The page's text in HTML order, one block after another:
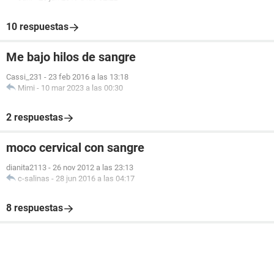
10 respuestas
Me bajo hilos de sangre
Cassi_231 - 23 feb 2016 a las 13:18
Mimi - 10 mar 2023 a las 00:30
2 respuestas
moco cervical con sangre
dianita2113 - 26 nov 2012 a las 23:13
c-salinas - 28 jun 2016 a las 04:17
8 respuestas